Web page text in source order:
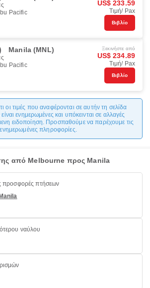
Pacific
US$ 233.59
Τιμή/ Pax
Βιβλίο
Manila (MNL)
Pacific
Ξεκινήστε από
US$ 234.89
Τιμή/ Pax
Βιβλίο
οι τιμές που αναφέρονται σε αυτήν τη σελίδα
ενημερωμένες και υπόκεινται σε αλλαγές
ειδοποίηση. Προσπαθούμε να παρέχουμε τις
ενημερωμένες πληροφορίες.
από Melbourne προς Manila
προσφορές πτήσεων
ναύλου